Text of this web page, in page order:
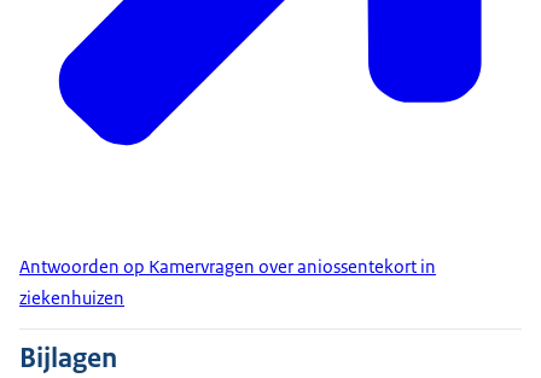
Antwoorden op Kamervragen over aniossentekort in
ziekenhuizen
Bijlagen